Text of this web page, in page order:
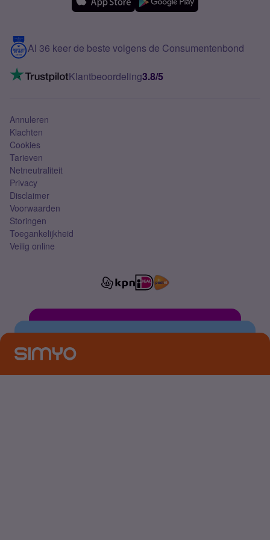
Meerdere nummers
5G internet
Mobiel internet
Mobiel abonnement
Contact
VoLTE 4G bellen
Al 36 keer de beste volgens de Consumentenbond
Klantbeoordeling3.8/5
Annuleren
Klachten
Cookies
Tarieven
Netneutraliteit
Privacy
Disclaimer
Voorwaarden
Storingen
Toegankelijkheid
Veilig online